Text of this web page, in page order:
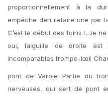
proportionnellement à la
empêche den refaire une par
C’est le début des foins !. Je
oui, laiguille de droite
incomparables trompe-lœil
pont de Varole Partie du
nerveuses, qui sert de pont